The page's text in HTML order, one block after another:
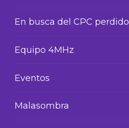
En busca del CPC perdido
Equipo 4MHz
Eventos
Malasombra